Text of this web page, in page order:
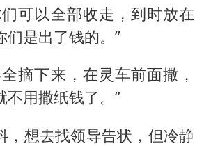
可以全部收走，到时放在
们是出了钱的。”
摘下来，在灵车前面撒，
不用撒纸钱了。”
，想去找领导告状，但冷静